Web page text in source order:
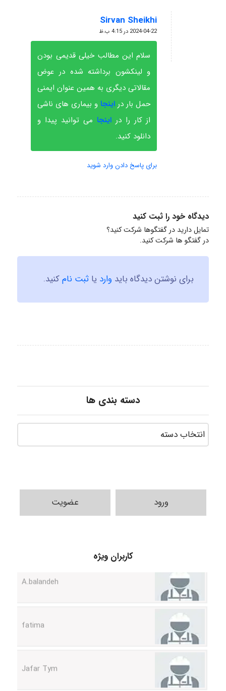
Sirvan Sheikhi
گفته:
2024-04-22 در 4:15 ب.ظ
سلام این مطالب خیلی قدیمی بودن
و لینکشون برداشته شده در عوض
مقالاتی دیگری به همین عنوان ایمنی
حمل بار در اینجا و بیماری های ناشی
از کار را دراینجا می توانید پیدا و
دانلود کنید.
برای پاسخ دادن وارد شوید
دیدگاه خود را ثبت کنید
تمایل دارید در گفتگوها شرکت کنید؟
در گفتگو ها شرکت کنید.
برای نوشتن دیدگاه باید وارد یا ثبت نامکنید.
دسته بندی ها
ورود عضویت
کاربران ویژه